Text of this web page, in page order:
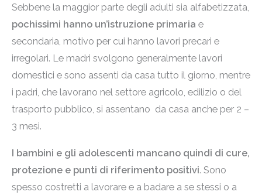
Sebbene la maggior parte degli adulti sia alfabetizzata,
pochissimi hanno un’istruzione primaria e
secondaria, motivo per cui hanno lavori precari e
irregolari. Le madri svolgono generalmente lavori
domestici e sono assenti da casa tutto il giorno, mentre
i padri, che lavorano nel settore agricolo, edilizio o del
trasporto pubblico, si assentano da casa anche per 2 –
3 mesi.
I bambini e gli adolescenti mancano quindi di cure,
protezione e punti di riferimento positivi. Sono
spesso costretti a lavorare e a badare a se stessi o a